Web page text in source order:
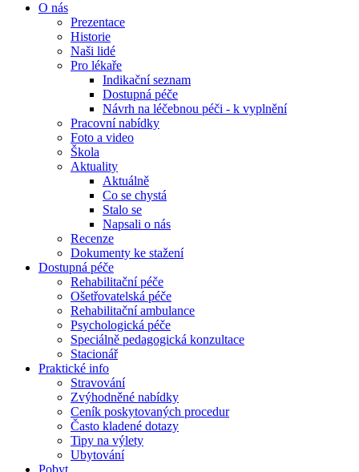
O nás
Prezentace
Historie
Naši lidé
Pro lékaře
Indikační seznam
Dostupná péče
Návrh na léčebnou péči - k vyplnění
Pracovní nabídky
Foto a video
Škola
Aktuality
Aktuálně
Co se chystá
Stalo se
Napsali o nás
Recenze
Dokumenty ke stažení
Dostupná péče
Rehabilitační péče
Ošetřovatelská péče
Rehabilitační ambulance
Psychologická péče
Speciálně pedagogická konzultace
Stacionář
Praktické info
Stravování
Zvýhodněné nabídky
Ceník poskytovaných procedur
Často kladené dotazy
Tipy na výlety
Ubytování
Pobyt